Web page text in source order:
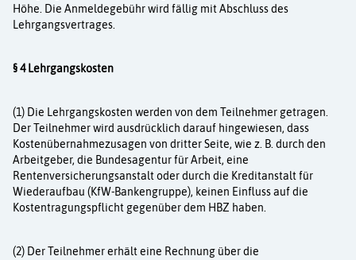
Höhe. Die Anmeldegebühr wird fällig mit Abschluss des
Lehrgangsvertrages.
§ 4 Lehrgangskosten
(1) Die Lehrgangskosten werden von dem Teilnehmer getragen.
Der Teilnehmer wird aus­drücklich darauf hingewiesen, dass
Kostenübernahmezusagen von dritter Seite, wie z. B. durch den
Arbeitgeber, die Bundesagentur für Arbeit, eine
Rentenversicherungsanstalt oder durch die Kreditanstalt für
Wiederaufbau (KfW-Bankengruppe), keinen Einfluss auf die
Kostentragungspflicht gegenüber dem HBZ haben.
(2) Der Teilnehmer erhält eine Rechnung über die